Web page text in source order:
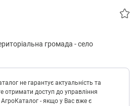
громада -село
не гарантує актуальність та
отримати доступ до управління
- якщо у Вас вже є